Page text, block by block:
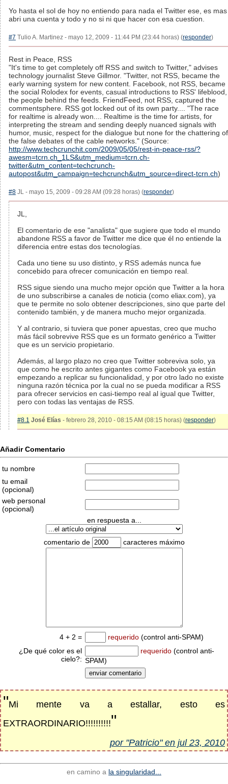
Yo hasta el sol de hoy no entiendo para nada el Twitter ese, es mas
abri una cuenta y todo y no si ni que hacer con esa cuestion.
#7 Tulio A. Martinez - mayo 12, 2009 - 11:44 PM (23:44 horas) (responder)
Rest in Peace, RSS
"It's time to get completely off RSS and switch to Twitter," advises
technology journalist Steve Gillmor. "Twitter, not RSS, became the
early warning system for new content. Facebook, not RSS, became
the social Rolodex for events, casual introductions to RSS' lifeblood,
the people behind the feeds. FriendFeed, not RSS, captured the
commentsphere. RSS got locked out of its own party.... "The race
for realtime is already won.... Realtime is the time for artists, for
interpreting the stream and sending deeply nuanced signals with
humor, music, respect for the dialogue but none for the chattering of
the false debates of the cable networks." (Source:
http://www.techcrunchit.com/2009/05/05/rest-in-peace-rss/?
awesm=tcrn.ch_1LS&utm_medium=tcrn.ch-
twitter&utm_content=techcrunch-
autopost&utm_campaign=techcrunch&utm_source=direct-tcrn.ch)
#8 JL - mayo 15, 2009 - 09:28 AM (09:28 horas) (responder)
JL,
El comentario de ese "analista" que sugiere que todo el mundo
abandone RSS a favor de Twitter me dice que él no entiende la
diferencia entre estas dos tecnologías.
Cada uno tiene su uso distinto, y RSS además nunca fue
concebido para ofrecer comunicación en tiempo real.
RSS sigue siendo una mucho mejor opción que Twitter a la hora
de uno subscribirse a canales de noticia (como eliax.com), ya
que te permite no solo obtener descripciones, sino que parte del
contenido también, y de manera mucho mejor organizada.
Y al contrario, si tuviera que poner apuestas, creo que mucho
más fácil sobrevive RSS que es un formato genérico a Twitter
que es un servicio propietario.
Además, al largo plazo no creo que Twitter sobreviva solo, ya
que como he escrito antes gigantes como Facebook ya están
empezando a replicar su funcionalidad, y por otro lado no existe
ninguna razón técnica por la cual no se pueda modificar a RSS
para ofrecer servicios en casi-tiempo real al igual que Twitter,
pero con todas las ventajas de RSS.
#8.1 José Elías - febrero 28, 2010 - 08:15 AM (08:15 horas) (responder)
Añadir Comentario
tu nombre
tu email
(opcional)
web personal
(opcional)
en respuesta a...
comentario de caracteres máximo
4 + 2 = requerido (control anti-SPAM)
¿De qué color es el
cielo?:
requerido (control anti-
SPAM)
"Mi mente va a estallar, esto es
EXTRAORDINARIO!!!!!!!!!!"
por "Patricio" en jul 23, 2010
en camino a la singularidad...